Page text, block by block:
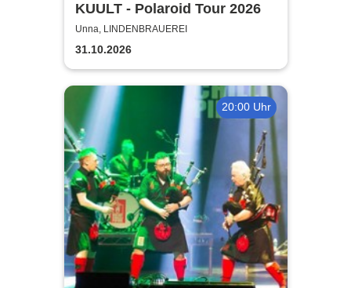
KUULT - Polaroid Tour 2026
Unna, LINDENBRAUEREI
31.10.2026
20:00 Uhr